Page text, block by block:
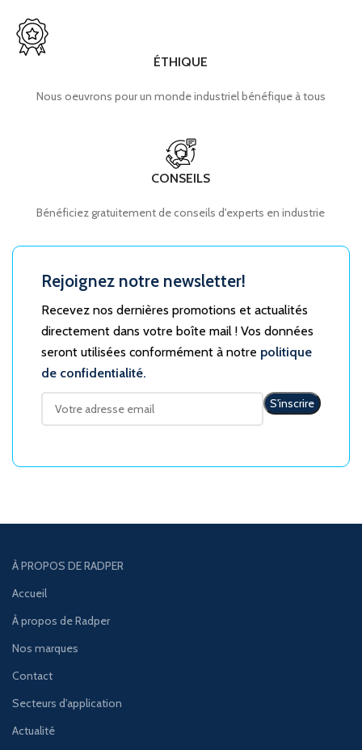
ÉTHIQUE
Nous oeuvrons pour un monde industriel bénéfique à tous
CONSEILS
Bénéficiez gratuitement de conseils d'experts en industrie
Rejoignez notre newsletter!
Recevez nos dernières promotions et actualités
directement dans votre boîte mail ! Vos données
seront utilisées conformément à notre politique
de confidentialité.
À PROPOS DE RADPER
Accueil
À propos de Radper
Nos marques
Contact
Secteurs d'application
Actualité